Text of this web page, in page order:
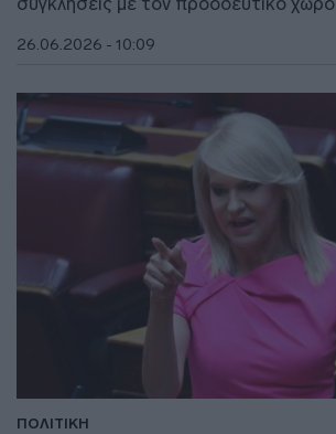
συγκλήσεις με τον προοδευτικό χώρο
26.06.2026 - 10:09
ΠΟΛΙΤΙΚΗ